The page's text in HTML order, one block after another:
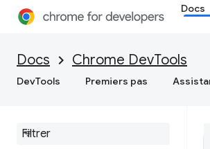
Docs
Docs Chrome DevTools
DevTools Premiers pas
Enregistrer des instantanés de
Outil de profilage d'allocation